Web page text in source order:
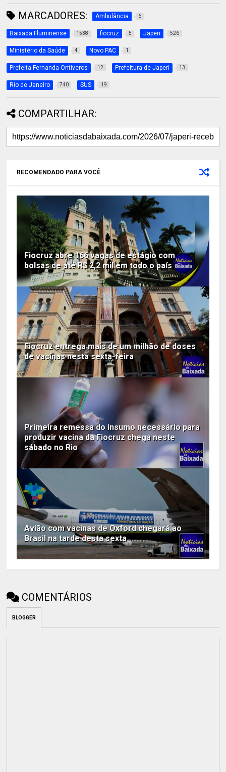
MARCADORES: Ambulância 6
Baixada Fluminense 1538 fiocruz 5 Japeri 526
Ministério da Saúde 4 Novo PAC 1
Prefeita Fernanda Ontiveros 12 Prefeitura de Japeri 13
Rio de Janeiro 740 SUS 19
COMPARTILHAR:
RECOMENDADO PARA VOCÊ
Fiocruz abre 166 vagas de estágio com
bolsas de até R$ 2,2 mil em todo o país
Fiocruz entrega mais de um milhão de doses
de vacinas nesta sexta-feira
Primeira remessa do insumo necessário para
produzir vacina da Fiocruz chega neste
sábado no Rio
Avião com vacinas de Oxford chegará ao
Brasil na tarde desta sexta
COMENTÁRIOS
BLOGGER